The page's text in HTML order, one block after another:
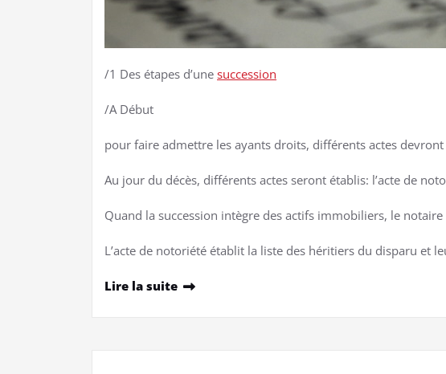
/1 Des étapes d’une succession
/A Début
pour faire admettre les ayants droits, différents actes
Au jour du décès, différents actes seront établis: l’acte de
Quand la succession intègre des actifs immobiliers, le
L’acte de notoriété établit la liste des héritiers du disparu et
Lire la suite